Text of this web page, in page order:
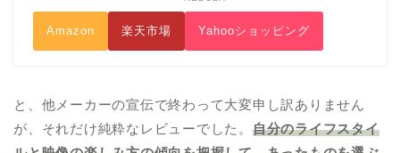
Amazon 楽天市場 Yahooショッピング
と、他メーカーの宣伝で終わって大変申し訳ありません
が、それだけ純粋なレビューでした。 自分のライフスタイ